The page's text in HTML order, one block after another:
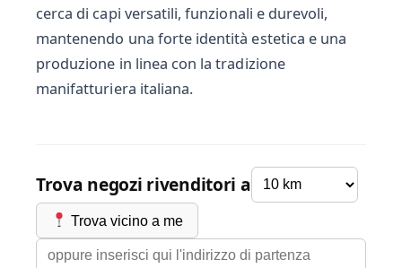
cerca di capi versatili, funzionali e durevoli,
mantenendo una forte identità estetica e una
produzione in linea con la tradizione
manifatturiera italiana.
Trova negozi rivenditori a
Trova vicino a me